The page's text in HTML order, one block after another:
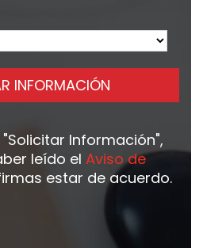
INFORMACIÓN
"Solicitar Información",
leído el Aviso de
estar de acuerdo.